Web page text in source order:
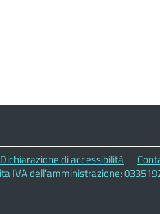
Dichiarazione di accessibilità
IVA dell'amministrazione: